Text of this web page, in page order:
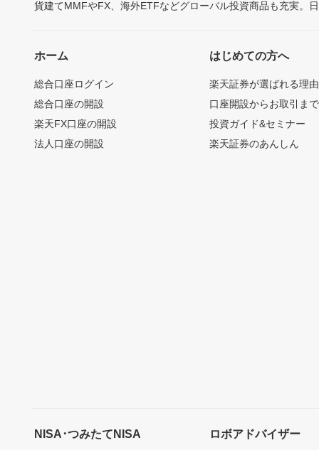
貨建てMMFやFX、海外ETFなどグローバル投資商品も充実。
ホーム
総合口座ログイン
総合口座の開設
楽天FX口座の開設
法人口座の開設
はじめての方へ
楽天証券が選ばれる理由
口座開設からお取引ま
投資ガイド&セミナー
楽天証券のあんしん
NISA･つみたてNISA ロボアドバイザー